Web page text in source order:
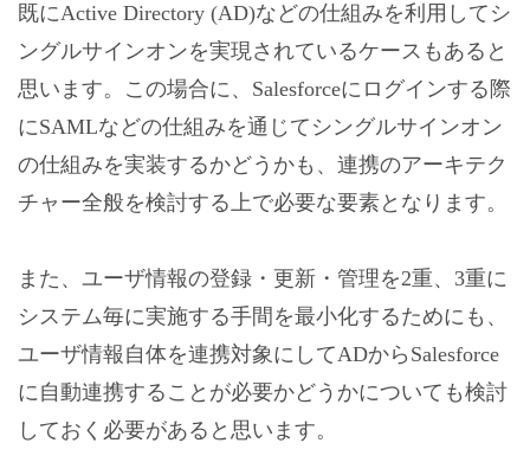
既にActive Directory (AD)などの仕組みを利用してシ
ングルサインオンを実現されているケースもあると
思います。この場合に、Salesforceにログインする際
にSAMLなどの仕組みを通じてシングルサインオン
の仕組みを実装するかどうかも、連携のアーキテク
チャー全般を検討する上で必要な要素となります。
また、ユーザ情報の登録・更新・管理を2重、3重に
システム毎に実施する手間を最小化するためにも、
ユーザ情報自体を連携対象にしてADからSalesforce
に自動連携することが必要かどうかについても検討
しておく必要があると思います。